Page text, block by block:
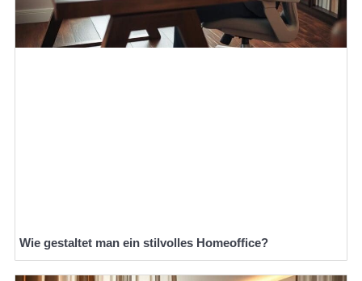
Wie gestaltet man ein stilvolles Homeoffice?